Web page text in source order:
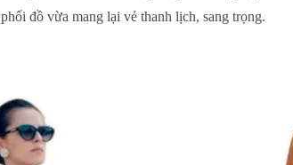
phối đồ vừa mang lại vẻ thanh lịch, sang trọng.